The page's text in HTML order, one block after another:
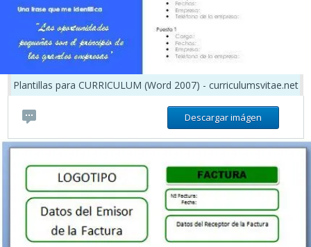
Plantillas para CURRICULUM (Word 2007) - curriculumsvitae.net
Descargar imágen